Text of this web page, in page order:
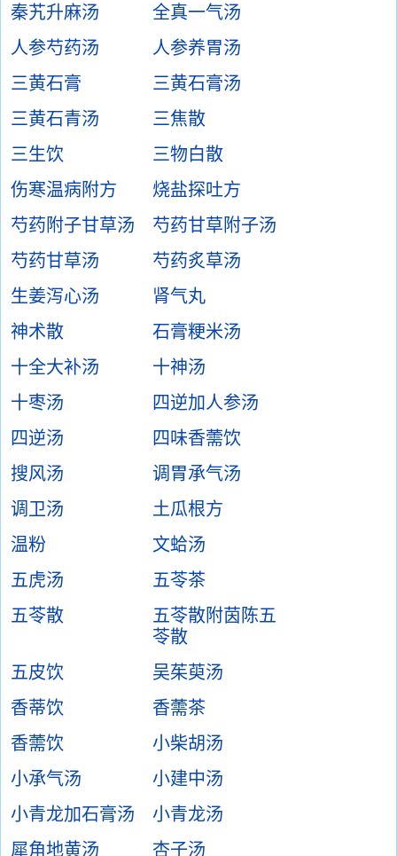
秦艽升麻汤
全真一气汤
人参芍药汤
人参养胃汤
三黄石膏
三黄石膏汤
三黄石青汤
三焦散
三生饮
三物白散
伤寒温病附方
烧盐探吐方
芍药附子甘草汤
芍药甘草附子汤
芍药甘草汤
芍药炙草汤
生姜泻心汤
肾气丸
神术散
石膏粳米汤
十全大补汤
十神汤
十枣汤
四逆加人参汤
四逆汤
四味香薷饮
搜风汤
调胃承气汤
调卫汤
土瓜根方
温粉
文蛤汤
五虎汤
五苓茶
五苓散
五苓散附茵陈五
苓散
五皮饮
吴茱萸汤
香蒂饮
香薷茶
香薷饮
小柴胡汤
小承气汤
小建中汤
小青龙加石膏汤
小青龙汤
犀角地黄汤
杏子汤